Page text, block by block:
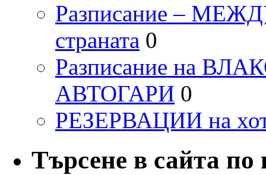
Разписание –
страната 0
Разписание на
АВТОГАРИ 0
РЕЗЕРВАЦИИ на
Търсене в сайта